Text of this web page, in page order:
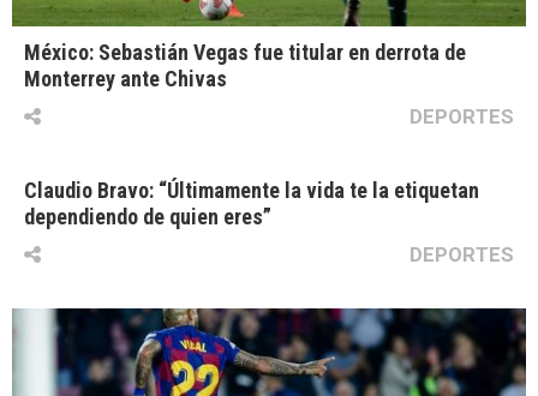
México: Sebastián Vegas fue titular en derrota de
Monterrey ante Chivas
DEPORTES
Claudio Bravo: “Últimamente la vida te la etiquetan
dependiendo de quien eres”
DEPORTES